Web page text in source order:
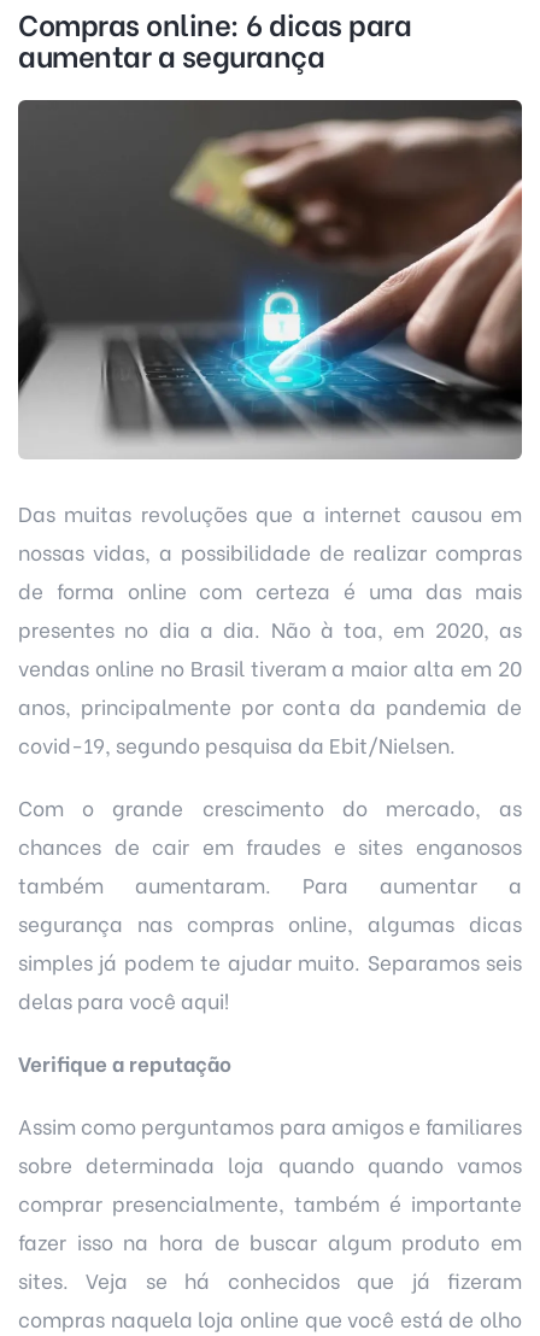
Compras online: 6 dicas para
aumentar a segurança
Das muitas revoluções que a internet causou em
nossas vidas, a possibilidade de realizar compras
de forma online com certeza é uma das mais
presentes no dia a dia. Não à toa, em 2020, as
vendas online no Brasil tiveram a maior alta em 20
anos, principalmente por conta da pandemia de
covid-19, segundo pesquisa da Ebit/Nielsen.
Com o grande crescimento do mercado, as
chances de cair em fraudes e sites enganosos
também aumentaram. Para aumentar a
segurança nas compras online, algumas dicas
simples já podem te ajudar muito. Separamos seis
delas para você aqui!
Verifique a reputação
Assim como perguntamos para amigos e familiares
sobre determinada loja quando quando vamos
comprar presencialmente, também é importante
fazer isso na hora de buscar algum produto em
sites. Veja se há conhecidos que já fizeram
compras naquela loja online que você está de olho